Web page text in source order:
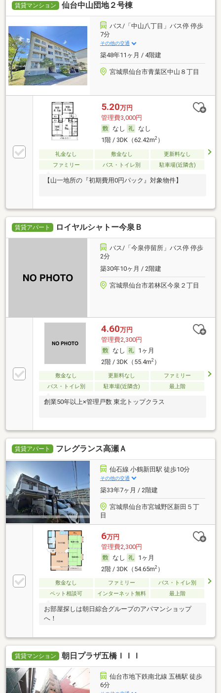
賃貸マンション 仙台中山団地２号棟
バス/「中山八丁目」バス停 停歩
7分
その他の交通
築48年11ヶ月 / 4階建
宮城県仙台市青葉区中山８丁目
5.20万円
管理費3,000円
なし
なし
1階 / 3DK（62.42m2）
礼金なし 敷金なし
更新料なし
ファミリー
バス・トイレ別 駐車場(近隣含)
【山一地所の『初期費用0円パック』対象物件】
賃貸アパート ロイヤルシャトー今泉Ｂ
バス/「今泉停留所」バス停 停歩
2分
築30年10ヶ月 / 2階建
宮城県仙台市若林区今泉２丁目
4.60万円
管理費2,300円
なし
1ヶ月
2階 / 3DK（55.4m2）
敷金なし 更新料なし
ファミリー
バス・トイレ別
駐車場(近隣含) 最上階
創業50年以上×管理戸数 東北トップクラス
賃貸アパート フレグランス高瀬Ａ
仙石線 小鶴新田駅 徒歩10分
その他の交通
築33年7ヶ月 / 2階建
宮城県仙台市宮城野区新田５丁
目
6万円
管理費2,300円
なし
1ヶ月
2階 / 3DK（54.65m2）
敷金なし ファミリー
バス・トイレ別
ペット相談可
インターネット無料 最上階
お部屋探しは朝日綜合グループのアパマンショップ
へ！
賃貸マンション 朝日プラザ五橋ＩＩＩ
仙台市地下鉄南北線 五橋駅 徒歩
6分